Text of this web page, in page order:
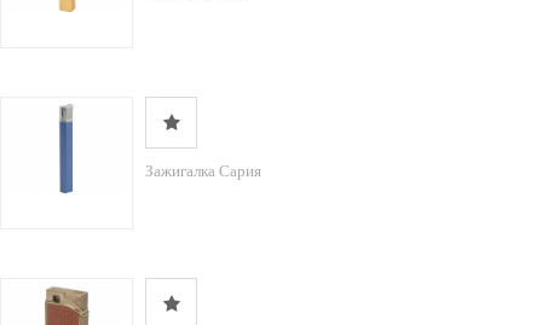
Зажигалка Сария